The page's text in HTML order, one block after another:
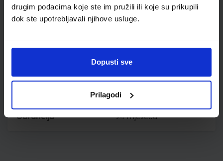
drugim podacima koje ste im pružili ili koje su prikupili
dok ste upotrebljavali njihove usluge.
Dopusti sve
Prilagodi
Sučelja: USB-A, USB-C
Je li prikladan za video konferencije: Da
S mikrofonom: Da
Detalji proizvoda
Garancija
24 mjeseca